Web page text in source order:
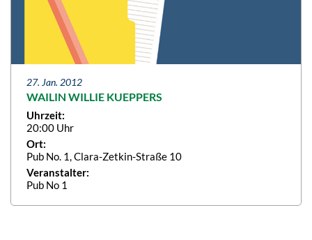
27. Jan. 2012
WAILIN WILLIE KUEPPERS
Uhrzeit:
20:00 Uhr
Ort:
Pub No. 1, Clara-Zetkin-Straße 10
Veranstalter:
Pub No 1